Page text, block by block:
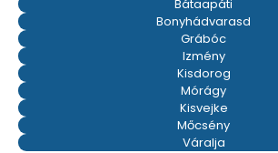
Bátaapáti
Bonyhádvarasd
Grábóc
Izmény
Kisdorog
Mórágy
Kisvejke
Mőcsény
Váralja